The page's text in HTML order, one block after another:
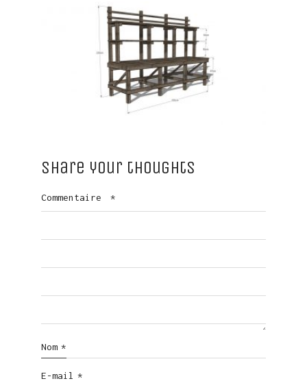
Share your thoughts
Commentaire *
Nom *
E-mail *